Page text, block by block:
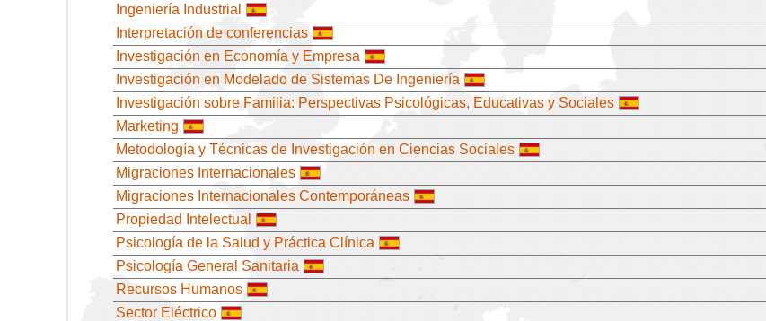
Ingeniería Industrial
Interpretación de conferencias
Investigación en Economía y Empresa
Investigación en Modelado de Sistemas De Ingeniería
Investigación sobre Familia: Perspectivas Psicológicas, Educativas y Sociales
Marketing
Metodología y Técnicas de Investigación en Ciencias Sociales
Migraciones Internacionales
Migraciones Internacionales Contemporáneas
Propiedad Intelectual
Psicología de la Salud y Práctica Clínica
Psicología General Sanitaria
Recursos Humanos
Sector Eléctrico